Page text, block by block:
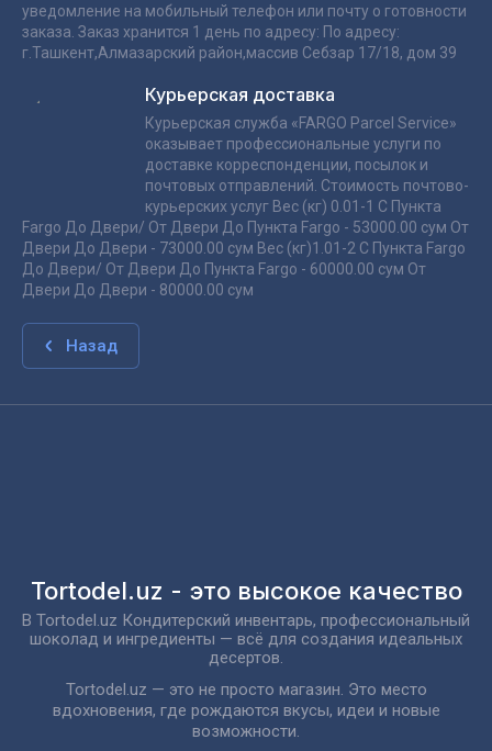
уведомление на мобильный телефон или почту о готовности
заказа. Заказ хранится 1 день по адресу: По адресу:
г.Ташкент,Алмазарский район,массив Себзар 17/18, дом 39
Курьерская доставка
Курьерская служба «FARGO Parcel Service»
оказывает профессиональные услуги по
доставке корреспонденции, посылок и
почтовых отправлений. Стоимость почтово-
курьерских услуг Вес (кг) 0.01-1 С Пункта
Fargo До Двери/ От Двери До Пункта Fargo - 53000.00 сум От
Двери До Двери - 73000.00 сум Вес (кг)1.01-2 С Пункта Fargo
До Двери/ От Двери До Пункта Fargo - 60000.00 сум От
Двери До Двери - 80000.00 сум
Назад
Tortodel.uz - это высокое качество
В Tortodel.uz Кондитерский инвентарь, профессиональный
шоколад и ингредиенты — всё для создания идеальных
десертов.
Tortodel.uz — это не просто магазин. Это место
вдохновения, где рождаются вкусы, идеи и новые
возможности.